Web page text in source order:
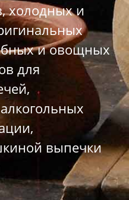
холодных и
и овощных
для
выпечки